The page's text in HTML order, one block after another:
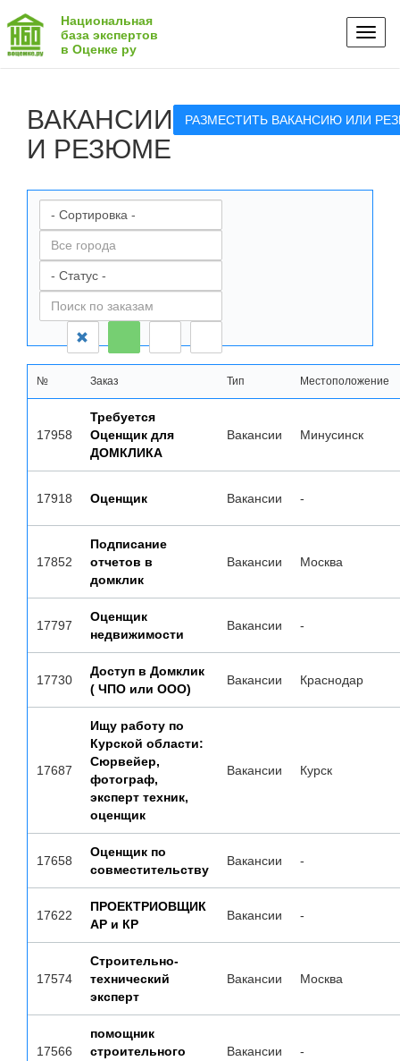
Национальная
база экспертов
в Оценке ру
ВАКАНСИИ
И РЕЗЮМЕ
РАЗМЕСТИТЬ ВАКАНСИЮ ИЛИ
№ Заказ Тип Местоположение
17958
Требуется
Оценщик для
ДОМКЛИКА
Вакансии Минусинск
17918 Оценщик Вакансии -
17852
Подписание
отчетов в
домклик
Вакансии Москва
17797
Оценщик
недвижимости
Вакансии -
17730
Доступ в Домклик
( ЧПО или ООО)
Вакансии Краснодар
17687
Ищу работу по
Курской области:
Сюрвейер,
фотограф,
эксперт техник,
оценщик
Вакансии Курск
17658
Оценщик по
совместительству
Вакансии -
17622
ПРОЕКТРИОВЩИК
АР и КР
Вакансии -
17574
Строительно-
технический
эксперт
Вакансии Москва
17566
помощник
строительного
Вакансии -